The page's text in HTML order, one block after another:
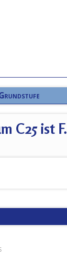
C25 ist F.